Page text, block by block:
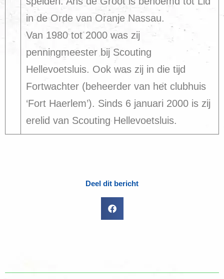
in de Orde van Oranje Nassau.
Van 1980 tot 2000 was zij
penningmeester bij Scouting
Hellevoetsluis. Ook was zij in die tijd
Fortwachter (beheerder van het clubhuis
‘Fort Haerlem’). Sinds 6 januari 2000 is zij
erelid van Scouting Hellevoetsluis.
Deel dit bericht